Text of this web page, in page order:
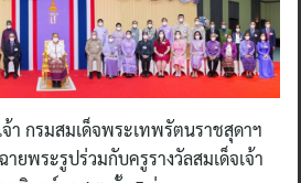
า กรมสมเด็จพระเทพรัตนราชสุดาฯ
ยพระรูปร่วมกับครูรางวัลสมเด็จเจ้า